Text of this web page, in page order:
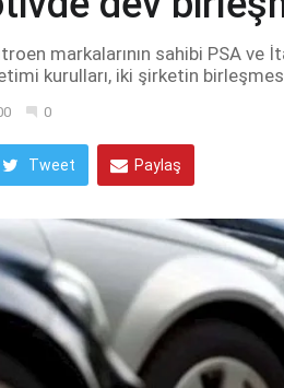
markalarının sahibi PSA
kurulları, iki şirketin
0
Tweet Paylaş